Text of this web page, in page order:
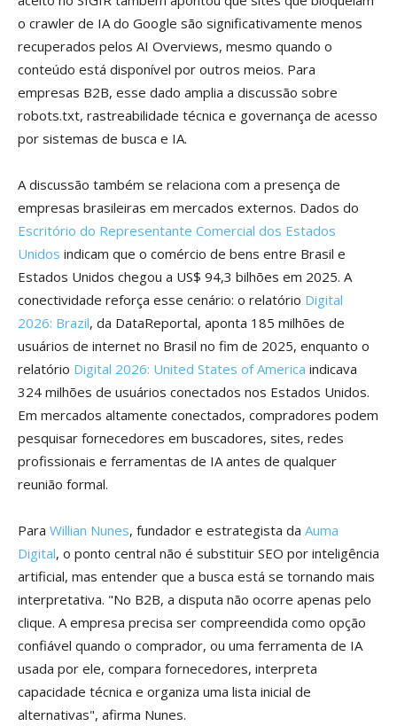
o crawler de IA do Google são significativamente menos
recuperados pelos AI Overviews, mesmo quando o
conteúdo está disponível por outros meios. Para
empresas B2B, esse dado amplia a discussão sobre
robots.txt, rastreabilidade técnica e governança de acesso
por sistemas de busca e IA.
A discussão também se relaciona com a presença de
empresas brasileiras em mercados externos. Dados do
Escritório do Representante Comercial dos Estados
Unidos indicam que o comércio de bens entre Brasil e
Estados Unidos chegou a US$ 94,3 bilhões em 2025. A
conectividade reforça esse cenário: o relatório Digital
2026: Brazil, da DataReportal, aponta 185 milhões de
usuários de internet no Brasil no fim de 2025, enquanto o
relatório Digital 2026: United States of America indicava
324 milhões de usuários conectados nos Estados Unidos.
Em mercados altamente conectados, compradores podem
pesquisar fornecedores em buscadores, sites, redes
profissionais e ferramentas de IA antes de qualquer
reunião formal.
Para Willian Nunes, fundador e estrategista da Auma
Digital, o ponto central não é substituir SEO por inteligência
artificial, mas entender que a busca está se tornando mais
interpretativa. "No B2B, a disputa não ocorre apenas pelo
clique. A empresa precisa ser compreendida como opção
confiável quando o comprador, ou uma ferramenta de IA
usada por ele, compara fornecedores, interpreta
capacidade técnica e organiza uma lista inicial de
alternativas", afirma Nunes.